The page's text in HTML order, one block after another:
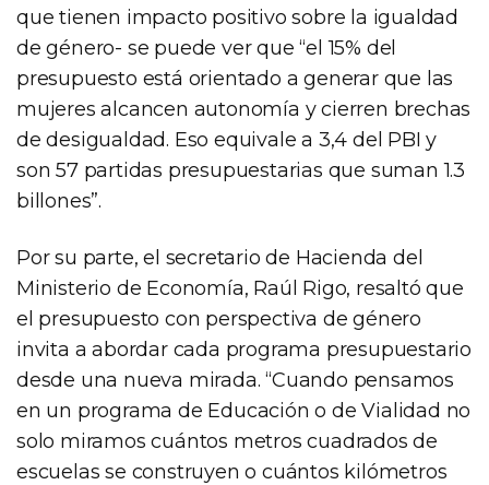
que tienen impacto positivo sobre la igualdad
de género- se puede ver que “el 15% del
presupuesto está orientado a generar que las
mujeres alcancen autonomía y cierren brechas
de desigualdad. Eso equivale a 3,4 del PBI y
son 57 partidas presupuestarias que suman 1.3
billones”.
Por su parte, el secretario de Hacienda del
Ministerio de Economía, Raúl Rigo, resaltó que
el presupuesto con perspectiva de género
invita a abordar cada programa presupuestario
desde una nueva mirada. “Cuando pensamos
en un programa de Educación o de Vialidad no
solo miramos cuántos metros cuadrados de
escuelas se construyen o cuántos kilómetros